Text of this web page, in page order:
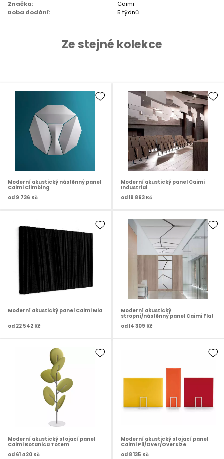
Značka:
Caimi
Doba dodání:
5 týdnů
Ze stejné kolekce
Moderní akustický nástěnný panel
Caimi Climbing
od 9 736 Kč
Moderní akustický panel Caimi
Industrial
od 19 863 Kč
Moderní akustický panel Caimi Mia
od 22 542 Kč
Moderní akustický
stropní/nástěnný panel Caimi Flat
od 14 309 Kč
Moderní akustický stojací panel
Caimi Botanica Totem
od 61 420 Kč
Moderní akustický stojací panel
Caimi Pli/Over/Oversize
od 8 135 Kč